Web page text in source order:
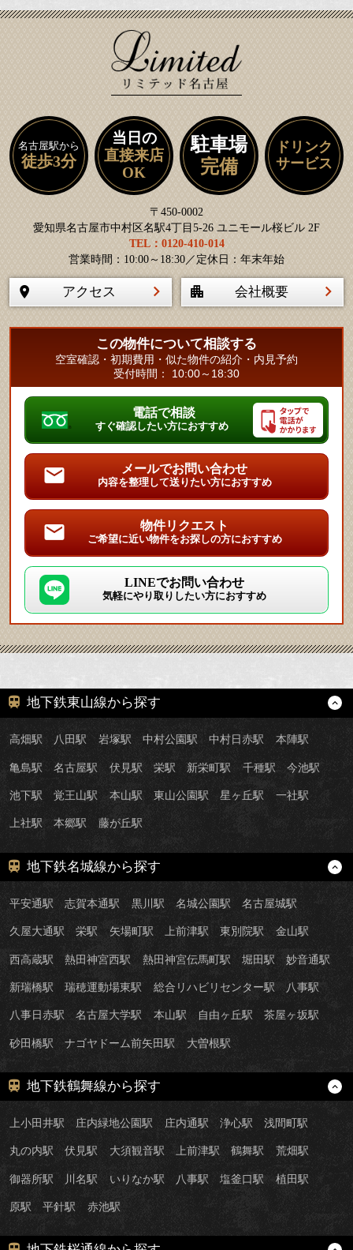
名古屋駅から
徒歩3分
当日の
直接来店
OK
駐車場
完備
ドリンク
サービス
〒450-0002
愛知県名古屋市中村区名駅4丁目5-26 ユニモール桜ビル 2F
TEL：0120-410-014
営業時間：10:00～18:30／定休日：年末年始
アクセス 会社概要
この物件について相談する
空室確認・初期費用・似た物件の紹介・内見予約
受付時間： 10:00～18:30
電話で相談
すぐ確認したい方におすすめ
メールでお問い合わせ
内容を整理して送りたい方におすすめ
物件リクエスト
ご希望に近い物件をお探しの方におすすめ
LINEでお問い合わせ
気軽にやり取りしたい方におすすめ
地下鉄東山線から探す
高畑駅 八田駅 岩塚駅 中村公園駅 中村日赤駅 本陣駅
亀島駅 名古屋駅 伏見駅 栄駅 新栄町駅 千種駅 今池駅
池下駅 覚王山駅 本山駅 東山公園駅 星ヶ丘駅 一社駅
上社駅 本郷駅 藤が丘駅
地下鉄名城線から探す
平安通駅 志賀本通駅 黒川駅 名城公園駅 名古屋城駅
久屋大通駅 栄駅 矢場町駅 上前津駅 東別院駅 金山駅
西高蔵駅 熱田神宮西駅 熱田神宮伝馬町駅 堀田駅 妙音通駅
新瑞橋駅 瑞穂運動場東駅 総合リハビリセンター駅 八事駅
八事日赤駅 名古屋大学駅 本山駅 自由ヶ丘駅 茶屋ヶ坂駅
砂田橋駅 ナゴヤドーム前矢田駅 大曽根駅
地下鉄鶴舞線から探す
上小田井駅 庄内緑地公園駅 庄内通駅 浄心駅 浅間町駅
丸の内駅 伏見駅 大須観音駅 上前津駅 鶴舞駅 荒畑駅
御器所駅 川名駅 いりなか駅 八事駅 塩釜口駅 植田駅
原駅 平針駅 赤池駅